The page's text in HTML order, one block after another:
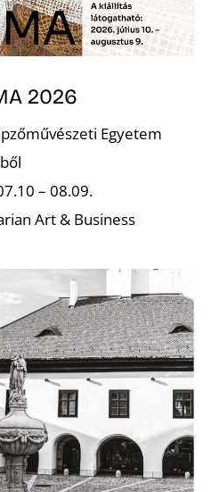
2026
Egyetem
– 08.09.
Art & Business